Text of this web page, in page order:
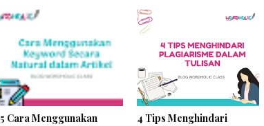
5 Cara Menggunakan
4 Tips Menghindari